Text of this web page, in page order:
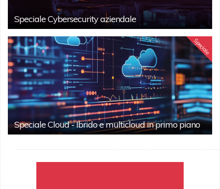
Speciale Cybersecurity aziendale
Speciale
Speciale Cloud - Ibrido e multicloud in primo piano